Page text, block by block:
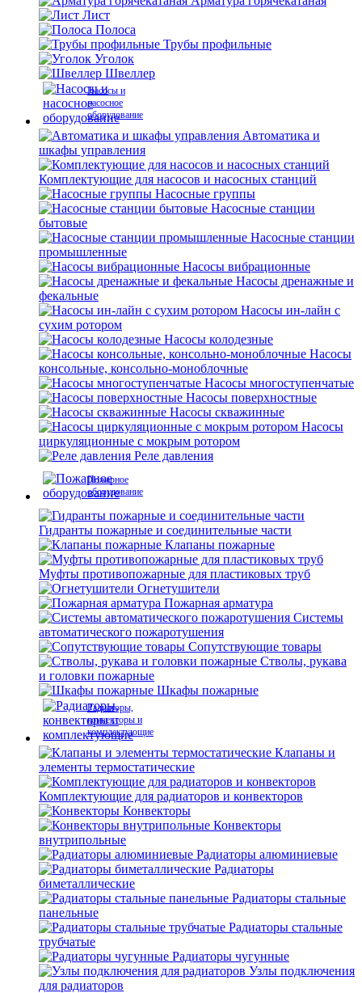
Лист
Полоса
Трубы профильные
Уголок
Швеллер
Насосы и
насосное
оборудование
Автоматика и
шкафы управления
Комплектующие для насосов и насосных станций
Насосные группы
Насосные станции
бытовые
Насосные станции
промышленные
Насосы вибрационные
Насосы дренажные и
фекальные
Насосы ин-лайн с
сухим ротором
Насосы колодезные
Насосы
консольные, консольно-моноблочные
Насосы многоступенчатые
Насосы поверхностные
Насосы скважинные
Насосы
циркуляционные с мокрым ротором
Реле давления
Пожарное
оборудование
Гидранты пожарные и соединительные части
Клапаны пожарные
Муфты противопожарные для пластиковых труб
Огнетушители
Пожарная арматура
Системы
автоматического пожаротушения
Сопутствующие товары
Стволы, рукава
и головки пожарные
Шкафы пожарные
Радиаторы,
конвекторы и
комплектующие
Клапаны и
элементы термостатические
Комплектующие для радиаторов и конвекторов
Конвекторы
Конвекторы
внутрипольные
Радиаторы алюминиевые
Радиаторы
биметаллические
Радиаторы стальные
панельные
Радиаторы стальные
трубчатые
Радиаторы чугунные
Узлы подключения
для радиаторов